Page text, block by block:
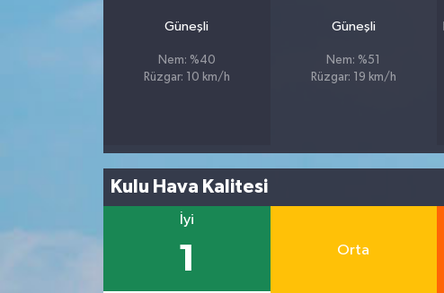
Güneşli
Nem: %40
Rüzgar: 10 km/h
Güneşli
Nem: %51
Rüzgar: 19 km/h
Kulu Hava Kalitesi
İyi
1 Orta